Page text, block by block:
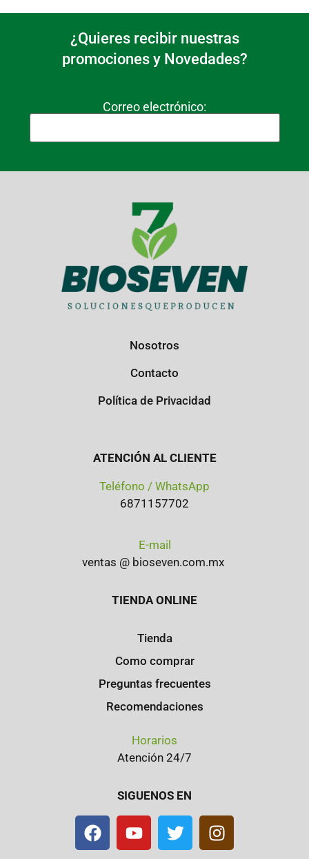
¿Quieres recibir nuestras
promociones y Novedades?
Correo electrónico:
Nosotros
Contacto
Política de Privacidad
ATENCIÓN AL CLIENTE
Teléfono / WhatsApp
6871157702
E-mail
ventas @ bioseven.com.mx
TIENDA ONLINE
Tienda
Como comprar
Preguntas frecuentes
Recomendaciones
Horarios
Atención 24/7
SIGUENOS EN